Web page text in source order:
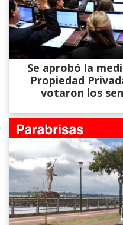
Se aprobó la
Propiedad
votaron los